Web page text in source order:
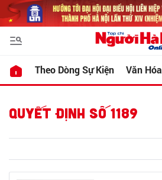
Theo Dòng Sự Kiện Văn Hóa
QUYẾT ĐỊNH SỐ 1189